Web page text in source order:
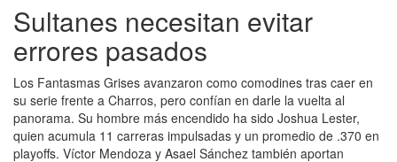
Sultanes necesitan evitar
errores pasados
Los Fantasmas Grises avanzaron como comodines tras caer en
su serie frente a Charros, pero confían en darle la vuelta al
panorama. Su hombre más encendido ha sido Joshua Lester,
quien acumula 11 carreras impulsadas y un promedio de .370 en
playoffs. Víctor Mendoza y Asael Sánchez también aportan